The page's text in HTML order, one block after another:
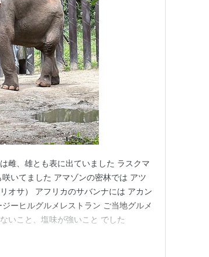
雌、雄とも表に出ていました ラスクマ
いてました アマゾンの密林では アツ
オサ） アフリカのサバンナには アカン
ーヒルグルメレストラン ご当地グルメ
いこと、塩味が強いこと でした